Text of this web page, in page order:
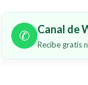
✆ Canal de
Recibe gratis